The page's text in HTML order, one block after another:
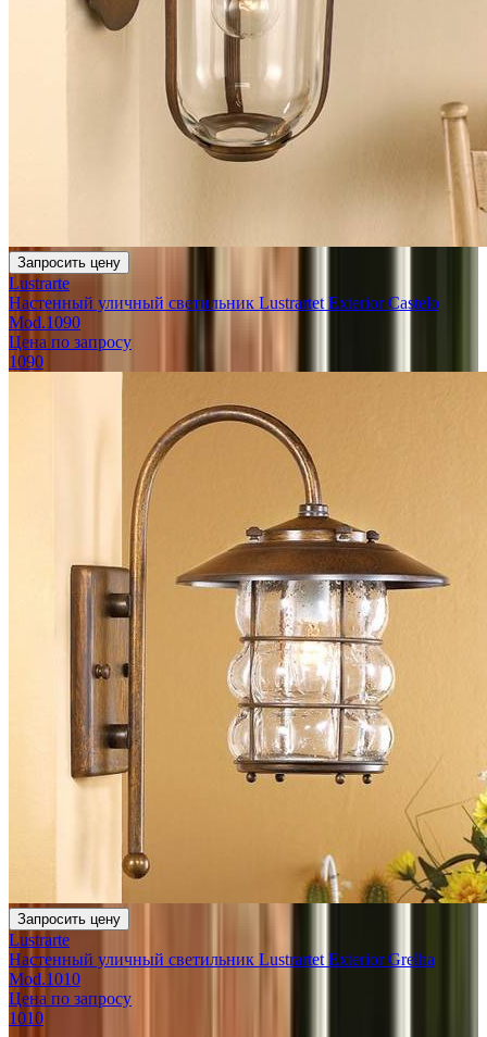
Запросить цену
Lustrarte
Настенный уличный светильник Lustrartet Exterior Castelo
Mod.1090
Цена по запросу
1090
Запросить цену
Lustrarte
Настенный уличный светильник Lustrartet Exterior Grelha
Mod.1010
Цена по запросу
1010